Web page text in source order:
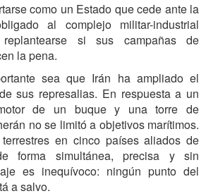
como un Estado que cede ante la
al complejo militar-industrial
si sus campañas de
la pena.
sea que Irán ha ampliado el
sus represalias. En respuesta a un
de un buque y una torre de
no se limitó a objetivos marítimos.
en cinco países aliados de
forma simultánea, precisa y sin
es inequívoco: ningún punto del
a salvo.